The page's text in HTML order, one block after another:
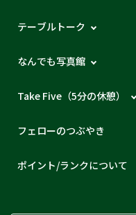
テーブルトーク
なんでも写真館
Take Five（5分の休憩）
フェローのつぶやき
ポイント/ランクについて